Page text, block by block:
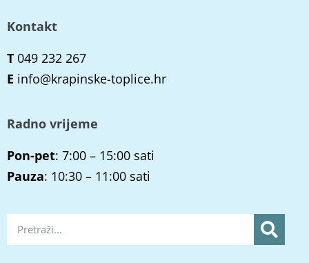
Kontakt
T 049 232 267
E info@krapinske-toplice.hr
Radno vrijeme
Pon-pet: 7:00 – 15:00 sati
Pauza: 10:30 – 11:00 sati